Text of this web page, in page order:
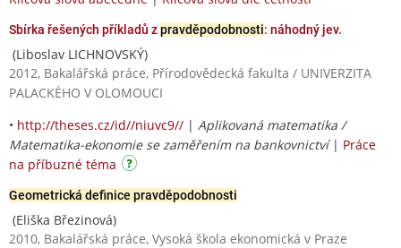
Sbírka řešených příkladů zpravděpodobnosti: náhodný jev.
(Liboslav LICHNOVSKÝ)
2012, Bakalářská práce, Přírodovědecká fakulta / UNIVERZITA
PALACKÉHO V OLOMOUCI
• http://theses.cz/id//niuvc9// | Aplikovaná matematika /
Matematika-ekonomie se zaměřením na bankovnictví| Práce
na příbuzné téma
Geometrická definice pravděpodobnosti
(Eliška Březinová)
2010, Bakalářská práce, Vysoká škola ekonomická v Praze